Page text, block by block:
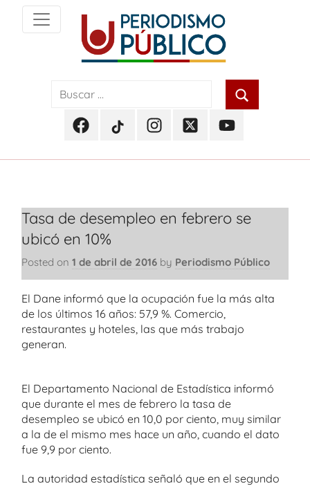
content
Periodismo
PúblicoFacebook
Periodismo
TikTok
Periodismo
InstagramTwitterYoutube
Tasa de desempleo en febrero se
ubicó en 10%
Posted on 1 de abril de 2016 by Periodismo Público
El Dane informó que la ocupación fue la más alta
de los últimos 16 años: 57,9 %. Comercio,
restaurantes y hoteles, las que más trabajo
generan.
El Departamento Nacional de Estadística informó
que durante el mes de febrero la tasa de
desempleo se ubicó en 10,0 por ciento, muy similar
a la de el mismo mes hace un año, cuando el dato
fue 9,9 por ciento.
La autoridad estadística señaló que en el segundo